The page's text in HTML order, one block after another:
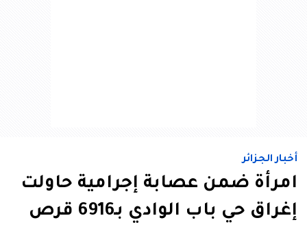
أخبار الجزائر
امرأة ضمن عصابة إجرامية حاولت
إغراق حي باب الوادي بـ6916 قرص